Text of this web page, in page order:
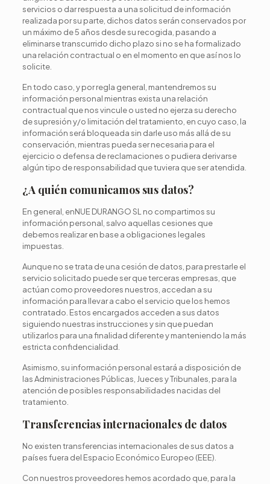
servicios o dar respuesta a una solicitud de información
realizada por su parte, dichos datos serán conservados por
un máximo de 5 años desde su recogida, pasando a
eliminarse transcurrido dicho plazo si no se ha formalizado
una relación contractual o en el momento en que así nos lo
solicite.
En todo caso, y por regla general, mantendremos su
información personal mientras exista una relación
contractual que nos vincule o usted no ejerza su derecho
de supresión y/o limitación del tratamiento, en cuyo caso, la
información será bloqueada sin darle uso más allá de su
conservación, mientras pueda ser necesaria para el
ejercicio o defensa de reclamaciones o pudiera derivarse
algún tipo de responsabilidad que tuviera que ser atendida.
¿A quién comunicamos sus datos?
En general, enNUE DURANGO SL no compartimos su
información personal, salvo aquellas cesiones que
debemos realizar en base a obligaciones legales
impuestas.
Aunque no se trata de una cesión de datos, para prestarle el
servicio solicitado puede ser que terceras empresas, que
actúan como proveedores nuestros, accedan a su
información para llevar a cabo el servicio que los hemos
contratado. Estos encargados acceden a sus datos
siguiendo nuestras instrucciones y sin que puedan
utilizarlos para una finalidad diferente y manteniendo la más
estricta confidencialidad.
Asimismo, su información personal estará a disposición de
las Administraciones Públicas, Jueces y Tribunales, para la
atención de posibles responsabilidades nacidas del
tratamiento.
Transferencias internacionales de datos
No existen transferencias internacionales de sus datos a
países fuera del Espacio Económico Europeo (EEE).
Con nuestros proveedores hemos acordado que, para la